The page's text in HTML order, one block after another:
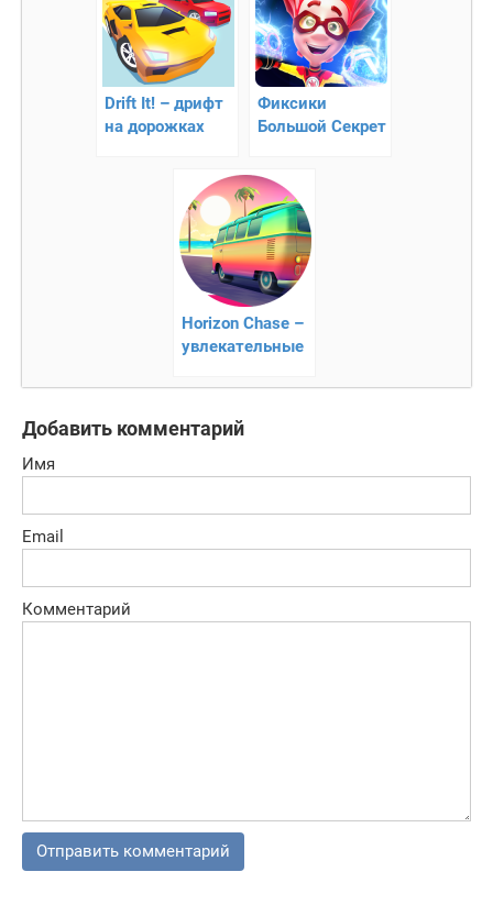
Drift It! – дрифт
на дорожках
Фиксики
Большой Секрет
для Детей
Horizon Chase –
увлекательные
Добавить комментарий
Имя
Email
Комментарий